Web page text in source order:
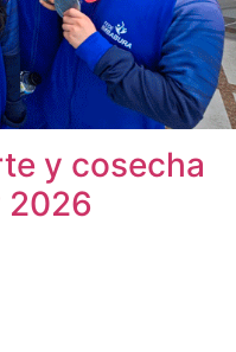
y cosecha
2026